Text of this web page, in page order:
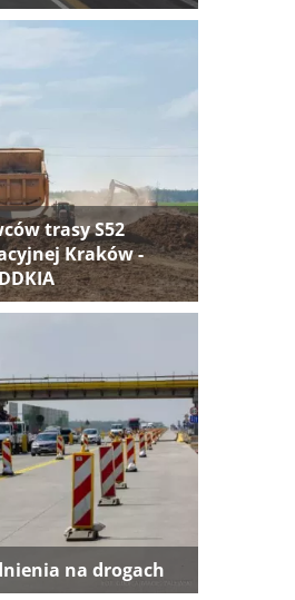
trasy S52
Kraków -
na drogach